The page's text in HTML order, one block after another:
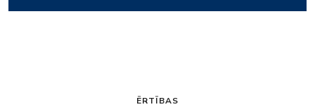
ĒRTĪBAS